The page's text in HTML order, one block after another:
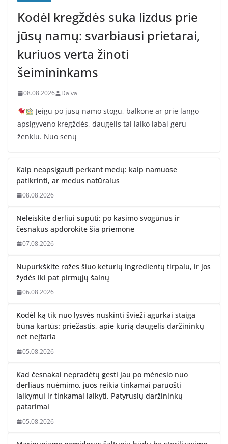
Kodėl kregždės suka lizdus prie
jūsų namų: svarbiausi prietarai,
kuriuos verta žinoti
šeimininkams
08.08.2026 Daiva
Jeigu po jūsų namo stogu, balkone ar prie lango
apsigyveno kregždės, daugelis tai laiko labai geru
ženklu. Nuo senų
Kaip neapsigauti perkant medų: kaip namuose
patikrinti, ar medus natūralus
08.08.2026
Neleiskite derliui supūti: po kasimo svogūnus ir
česnakus apdorokite šia priemone
07.08.2026
Nupurkškite rožes šiuo keturių ingredientų tirpalu, ir jos
žydės iki pat pirmųjų šalnų
06.08.2026
Kodėl ką tik nuo lysvės nuskinti švieži agurkai staiga
būna kartūs: priežastis, apie kurią daugelis daržininkų
net neįtaria
05.08.2026
Kad česnakai nepradėtų gesti jau po mėnesio nuo
derliaus nuėmimo, juos reikia tinkamai paruošti
laikymui ir tinkamai laikyti. Patyrusių daržininkų
patarimai
05.08.2026